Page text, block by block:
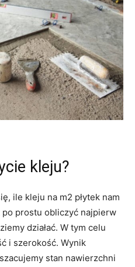
kleju?
ile kleju na m2 płytek nam
prostu obliczyć najpierw
działać. W tym celu
i szerokość. Wynik
stan nawierzchni